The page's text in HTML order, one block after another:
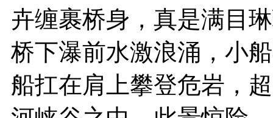
卉缠裹桥身，真是满目
桥下瀑前水激浪涌，小
船扛在肩上攀登危岩，